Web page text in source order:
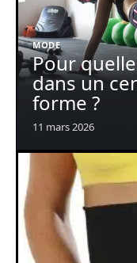
MODE
Pour
dans un
forme ?
11 mars 2026